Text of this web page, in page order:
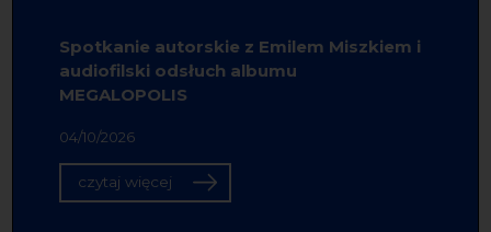
Spotkanie autorskie z Emilem Miszkiem i
audiofilski odsłuch albumu
MEGALOPOLIS
04/10/2026
czytaj więcej